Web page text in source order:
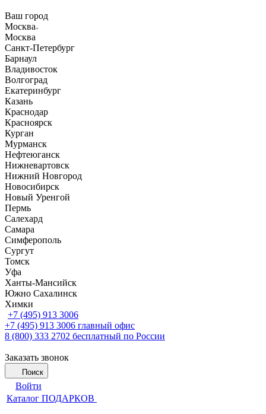
Ваш город
Москва
Москва
Санкт-Петербург
Барнаул
Владивосток
Волгоград
Екатеринбург
Казань
Краснодар
Красноярск
Курган
Мурманск
Нефтеюганск
Нижневартовск
Нижний Новгород
Новосибирск
Новый Уренгой
Пермь
Салехард
Самара
Симферополь
Сургут
Томск
Уфа
Ханты-Мансийск
Южно Сахалинск
Химки
+7 (495) 913 3006
+7 (495) 913 3006 главный офис
8 (800) 333 2702 бесплатный по России
Заказать звонок
Поиск
Войти
Каталог ПОДАРКОВ